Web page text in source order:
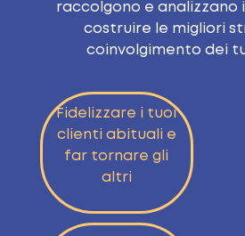
raccolgono e analizzano
costruire le migliori
coinvolgimento dei
Fidelizzare i tuoi
clienti abituali e
far tornare gli
altri